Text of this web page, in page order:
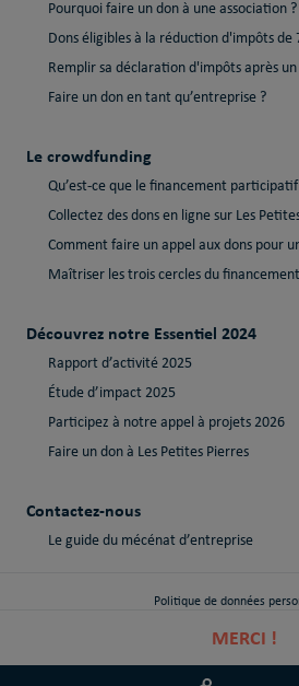
MERCI !
Pourquoi faire un don à une association ?
Dons éligibles à la réduction d'impôts de
Remplir sa déclaration d'impôts après
Faire un don en tant qu’entreprise ?
Le crowdfunding
Qu’est-ce que le financement participatif
Collectez des dons en ligne sur Les
Comment faire un appel aux dons pour
Maîtriser les trois cercles du
Découvrez notre Essentiel 2024
Rapport d’activité 2025
Étude d’impact 2025
Participez à notre appel à projets 2026
Faire un don à Les Petites Pierres
Contactez-nous
Le guide du mécénat d’entreprise
Politique de données
Politique de cookies